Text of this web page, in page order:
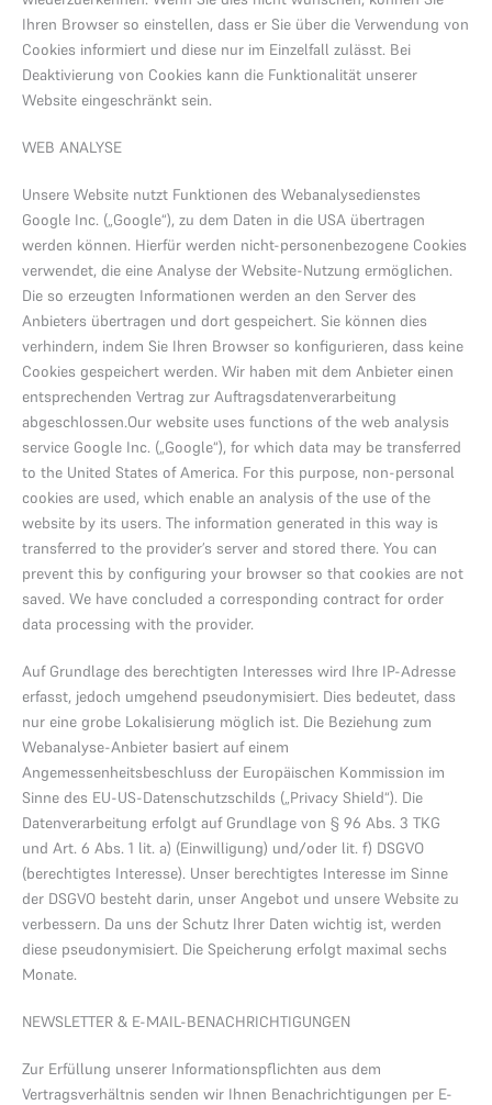
Ihren Browser so einstellen, dass er Sie über die Verwendung von
Cookies informiert und diese nur im Einzelfall zulässt. Bei
Deaktivierung von Cookies kann die Funktionalität unserer
Website eingeschränkt sein.
WEB ANALYSE
Unsere Website nutzt Funktionen des Webanalysedienstes
Google Inc. („Google“), zu dem Daten in die USA übertragen
werden können. Hierfür werden nicht-personenbezogene Cookies
verwendet, die eine Analyse der Website-Nutzung ermöglichen.
Die so erzeugten Informationen werden an den Server des
Anbieters übertragen und dort gespeichert. Sie können dies
verhindern, indem Sie Ihren Browser so konfigurieren, dass keine
Cookies gespeichert werden. Wir haben mit dem Anbieter einen
entsprechenden Vertrag zur Auftragsdatenverarbeitung
abgeschlossen.Our website uses functions of the web analysis
service Google Inc. („Google“), for which data may be transferred
to the United States of America. For this purpose, non-personal
cookies are used, which enable an analysis of the use of the
website by its users. The information generated in this way is
transferred to the provider’s server and stored there. You can
prevent this by configuring your browser so that cookies are not
saved. We have concluded a corresponding contract for order
data processing with the provider.
Auf Grundlage des berechtigten Interesses wird Ihre IP-Adresse
erfasst, jedoch umgehend pseudonymisiert. Dies bedeutet, dass
nur eine grobe Lokalisierung möglich ist. Die Beziehung zum
Webanalyse-Anbieter basiert auf einem
Angemessenheitsbeschluss der Europäischen Kommission im
Sinne des EU-US-Datenschutzschilds („Privacy Shield“). Die
Datenverarbeitung erfolgt auf Grundlage von § 96 Abs. 3 TKG
und Art. 6 Abs. 1 lit. a) (Einwilligung) und/oder lit. f) DSGVO
(berechtigtes Interesse). Unser berechtigtes Interesse im Sinne
der DSGVO besteht darin, unser Angebot und unsere Website zu
verbessern. Da uns der Schutz Ihrer Daten wichtig ist, werden
diese pseudonymisiert. Die Speicherung erfolgt maximal sechs
Monate.
NEWSLETTER & E-MAIL-BENACHRICHTIGUNGEN
Zur Erfüllung unserer Informationspflichten aus dem
Vertragsverhältnis senden wir Ihnen Benachrichtigungen per E-